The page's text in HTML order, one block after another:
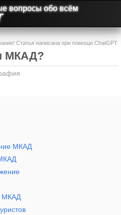
вопросы обо всём
Статья написана при помощи ChatGPT
МКАД?
МКАД
МКАД